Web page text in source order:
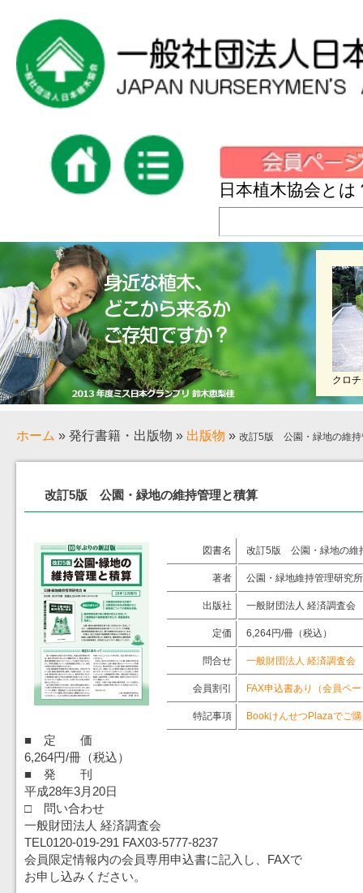
日本植木協会とは
クロ
ホーム » 発行書籍・出版物 » 出版物 » 改訂5版 公園・緑地の維持
改訂5版 公園・緑地の維持管理と積算
図書名 改訂5版 公園・緑地の維
著者 公園・緑地維持管理研究
出版社 一般財団法人 経済調査会
定価 6,264円/冊（税込）
問合せ 一般財団法人 経済調査会
会員割引 FAX申込書あり（会員ペ
特記事項 BookけんせつPlazaでご
■ 定 価
6,264円/冊（税込）
■ 発 刊
平成28年3月20日
□ 問い合わせ
一般財団法人 経済調査会
TEL0120-019-291 FAX03-5777-8237
会員限定情報内の会員専用申込書に記入し、FAXで
お申し込みください。